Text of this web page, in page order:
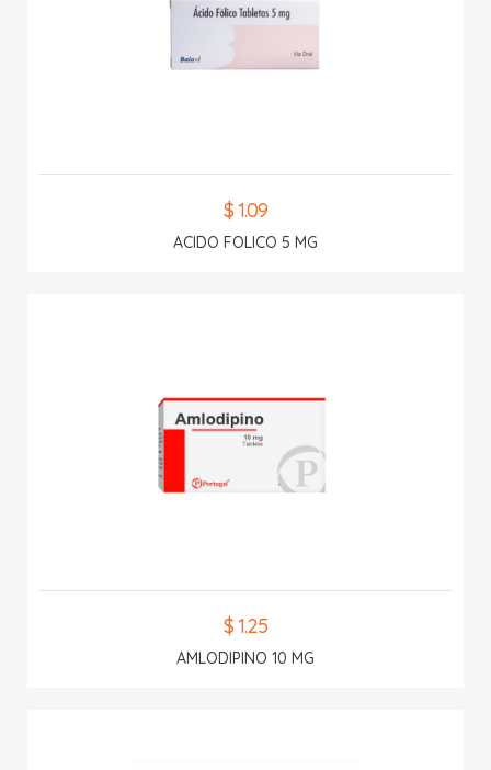
$ 1.09
ACIDO FOLICO 5 MG
$ 1.25
AMLODIPINO 10 MG